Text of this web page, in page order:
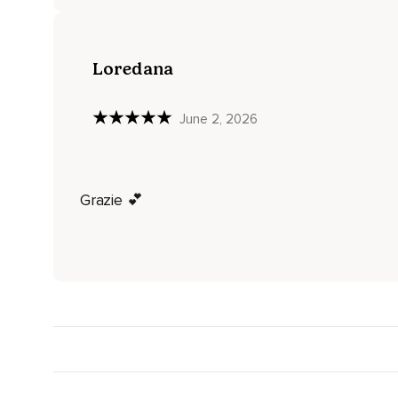
Prova a sentire e percepire i tuoi organi genitali e rilassa.
Loredana
June 2, 2026
Grazie 💕